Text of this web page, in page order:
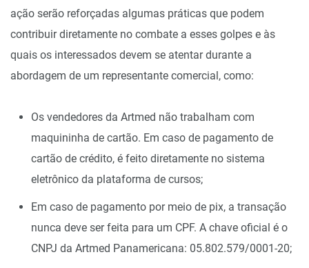
ação serão reforçadas algumas práticas que podem
contribuir diretamente no combate a esses golpes e às
quais os interessados devem se atentar durante a
abordagem de um representante comercial, como:
Os vendedores da Artmed não trabalham com
maquininha de cartão. Em caso de pagamento de
cartão de crédito, é feito diretamente no sistema
eletrônico da plataforma de cursos;
Em caso de pagamento por meio de pix, a transação
nunca deve ser feita para um CPF. A chave oficial é o
CNPJ da Artmed Panamericana: 05.802.579/0001-20;